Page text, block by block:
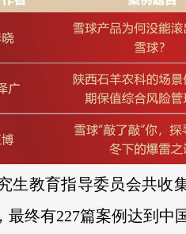
生教育指导委员会共收
终有227篇案例达到中